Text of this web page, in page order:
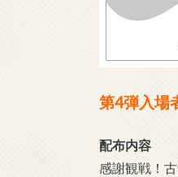
第4弾入場
配布内容
感謝観戦！